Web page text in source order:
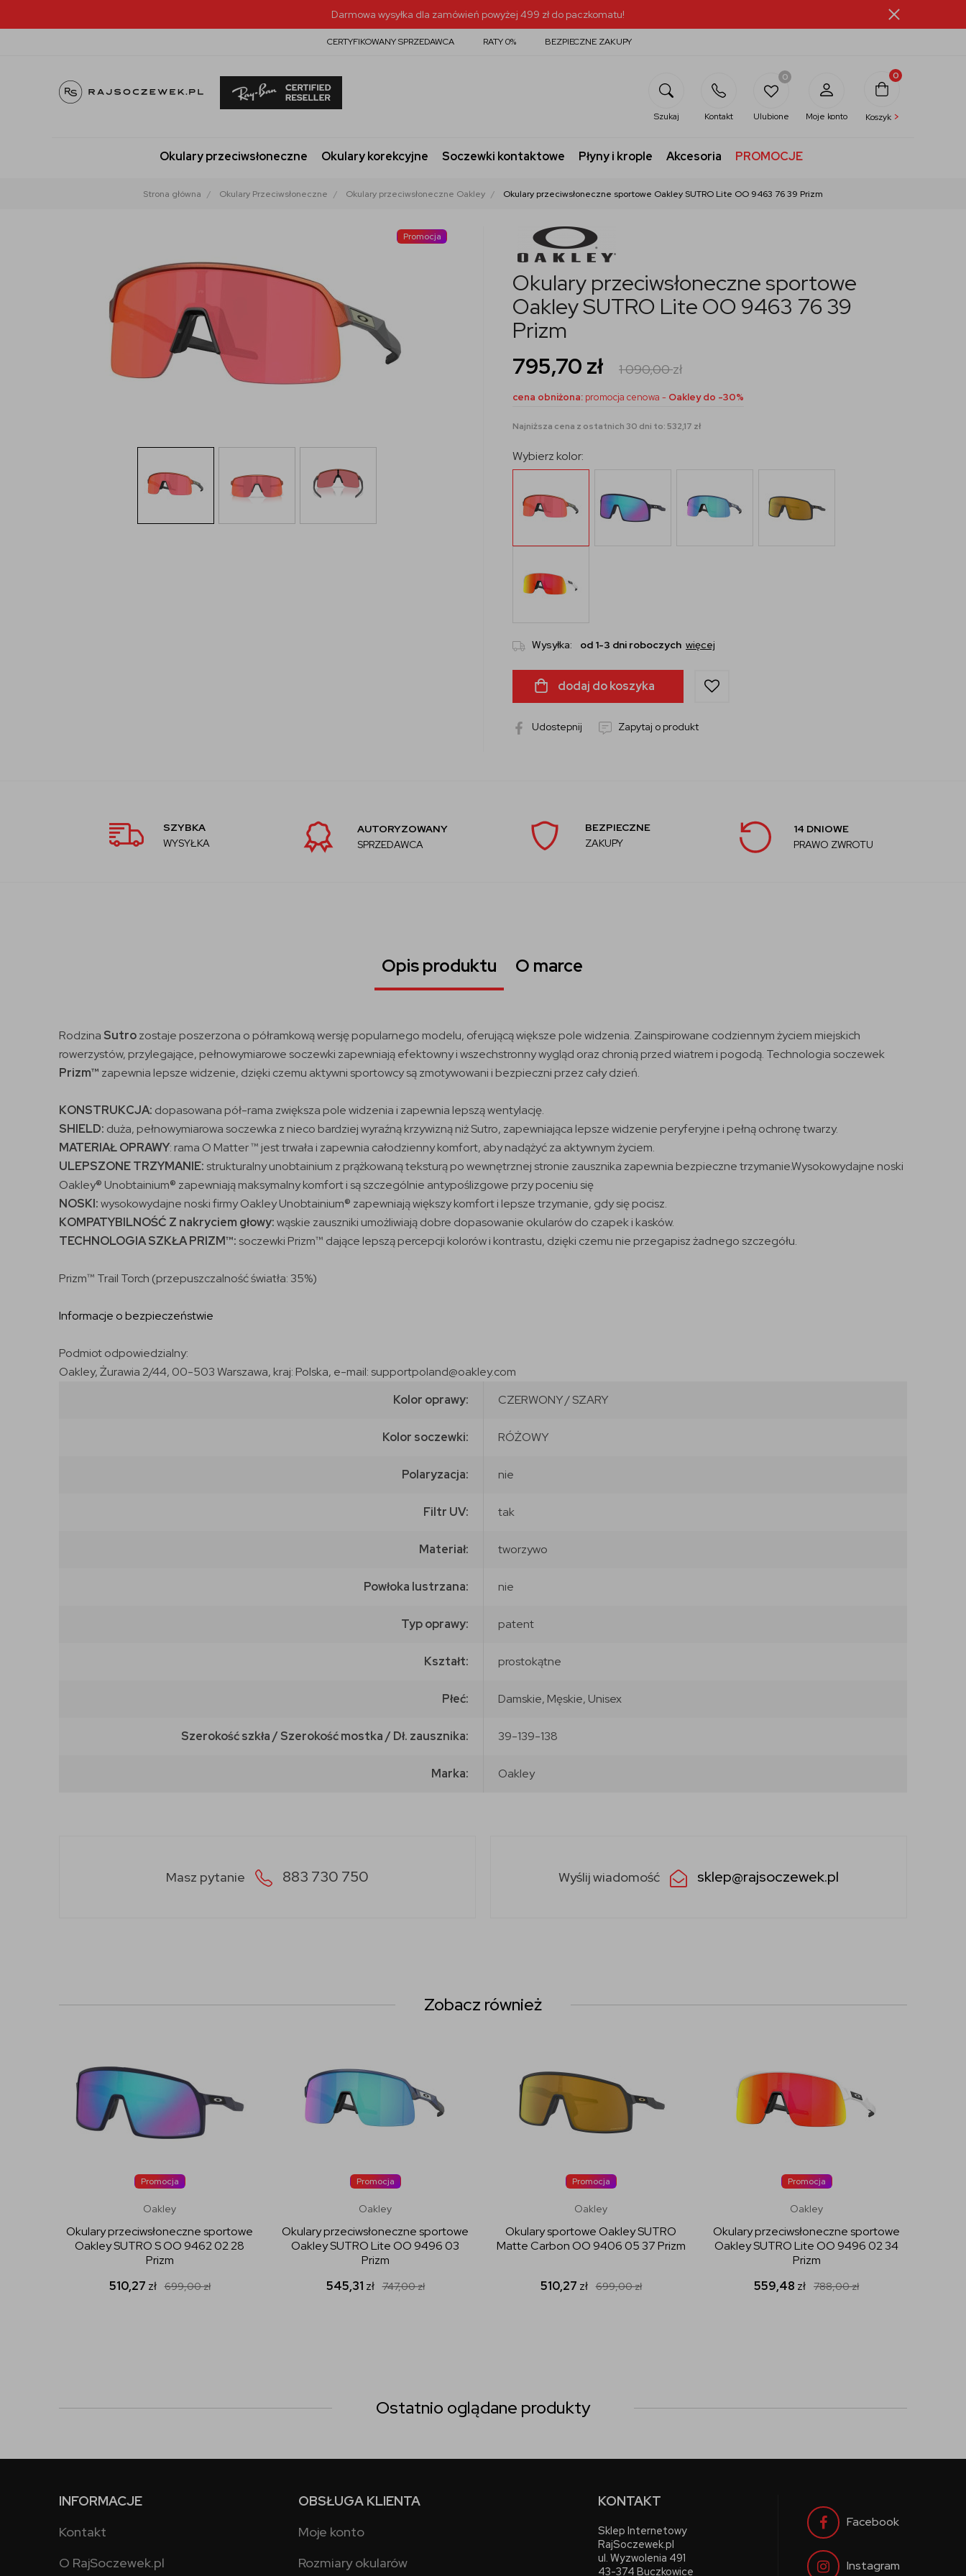
Darmowa wysyłka dla zamówień powyżej 499 zł do paczkomatu!
CERTYFIKOWANY SPRZEDAWCA RATY 0% BEZPIECZNE ZAKUPY
Szukaj Kontakt
0
Ulubione Moje konto
0
Koszyk >
Okulary przeciwsłoneczne Okulary korekcyjne Soczewki kontaktowe Płyny i krople Akcesoria PROMOCJE
Strona główna Okulary Przeciwsłoneczne Okulary przeciwsłoneczne Oakley Okulary przeciwsłoneczne sportowe Oakley SUTRO Lite OO 9463 76 39 Prizm
Promocja
Okulary przeciwsłoneczne sportowe
Oakley SUTRO Lite OO 9463 76 39
Prizm
795,70 zł 1 090,00zł
cena obniżona: promocja cenowa - Oakley do -30%
Najniższa cena z ostatnich 30 dni to: 532,17 zł
Wybierz kolor:
Wysyłka: od 1-3 dni roboczych więcej
dodaj do koszyka
Udostepnij Zapytaj o produkt
SZYBKA
WYSYŁKA
AUTORYZOWANY
SPRZEDAWCA
BEZPIECZNE
ZAKUPY
14 DNIOWE
PRAWO ZWROTU
Opis produktu O marce
Rodzina Sutrozostaje poszerzona o półramkową wersję popularnego modelu, oferującą większe pole widzenia. Zainspirowane codziennym życiem miejskich
rowerzystów, przylegające, pełnowymiarowe soczewki zapewniają efektowny i wszechstronny wygląd oraz chronią przed wiatrem i pogodą. Technologia soczewek
Prizm™ zapewnia lepsze widzenie, dzięki czemu aktywni sportowcy są zmotywowani i bezpieczni przez cały dzień.
KONSTRUKCJA: dopasowana pół-rama zwiększa pole widzenia i zapewnia lepszą wentylację.
SHIELD: duża, pełnowymiarowa soczewka z nieco bardziej wyraźną krzywizną niż Sutro, zapewniająca lepsze widzenie peryferyjne i pełną ochronę twarzy.
MATERIAŁ OPRAWY: rama O Matter ™ jest trwała i zapewnia całodzienny komfort, aby nadążyć za aktywnym życiem.
ULEPSZONE TRZYMANIE: strukturalny unobtainium z prążkowaną teksturą po wewnętrznej stronie zausznika zapewnia bezpieczne trzymanie.Wysokowydajne noski
Oakley® Unobtainium® zapewniają maksymalny komfort i są szczególnie antypoślizgowe przy poceniu się
NOSKI:wysokowydajne noski firmy Oakley Unobtainium® zapewniają większy komfort i lepsze trzymanie, gdy się pocisz.
KOMPATYBILNOŚĆ Z nakryciem głowy:wąskie zauszniki umożliwiają dobre dopasowanie okularów do czapek i kasków.
TECHNOLOGIA SZKŁA PRIZM™: soczewki Prizm™ dające lepszą percepcji kolorów i kontrastu, dzięki czemu nie przegapisz żadnego szczegółu.
Prizm™ Trail Torch (przepuszczalność światła: 35%)
Informacje o bezpieczeństwie
Podmiot odpowiedzialny:
Oakley, Żurawia 2/44, 00-503 Warszawa, kraj: Polska, e-mail: supportpoland@oakley.com
Kolor oprawy:
CZERWONY / SZARY
Kolor soczewki: RÓŻOWY
Polaryzacja: nie
Filtr UV: tak
Materiał: tworzywo
Powłoka lustrzana: nie
Typ oprawy: patent
Kształt: prostokątne
Płeć: Damskie, Męskie, Unisex
Szerokość szkła / Szerokość mostka / Dł. zausznika: 39-139-138
Marka: Oakley
Masz pytanie 883 730 750 Wyślij wiadomość sklep@rajsoczewek.pl
Zobacz również
Promocja
Oakley
Okulary przeciwsłoneczne sportowe
Oakley SUTRO S OO 9462 02 28
Prizm
510,27 zł 699,00zł
Promocja
Oakley
Okulary przeciwsłoneczne sportowe
Oakley SUTRO Lite OO 9496 03
Prizm
545,31 zł 747,00zł
Promocja
Oakley
Okulary sportowe Oakley SUTRO
Matte Carbon OO 9406 05 37 Prizm
510,27 zł 699,00zł
Promocja
Oakley
Okulary przeciwsłoneczne sportowe
Oakley SUTRO Lite OO 9496 02 34
Prizm
559,48 zł 788,00zł
Ostatnio oglądane produkty
INFORMACJE
Kontakt
O RajSoczewek.pl
OBSŁUGA KLIENTA
Moje konto
Rozmiary okularów
KONTAKT
Sklep Internetowy
RajSoczewek.pl
ul. Wyzwolenia 491
43-374 Buczkowice
Facebook
Instagram